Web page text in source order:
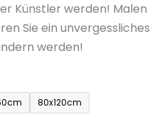
Künstler werden! Malen
Sie ein unvergessliches
werden!
80x120cm